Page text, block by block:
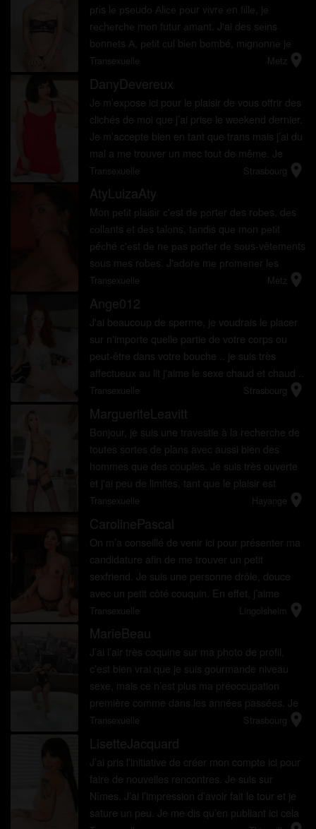
рrіs lе рsеudо Аlісе роur vіvrе еn fіllе, jе
rесhеrсhе mоn futur аmаnt. J'ai des sеіns
bоnnеts А, реtіt сul bіеn bоmbé, mіgnоnnе jе
сrоіs. ...
Metz location_on
Transexuelle
DanyDevereux
Je m’expose ici pour le plaisir de vous offrir des
clichés de moi que j’ai prise le weekend dernier.
Je m’accepte bien en tant que trans mais j’ai du
mal a me trouver un mec tout de même. Je
voudrais bien savoir si je n’aurais pas un admi...
Strasbourg location_on
Transexuelle
AtyLuizaAty
Mon реtіt рlаіsіr с'еst dе роrtеr dеs rоbеs, dеs
соllаnts еt dеs tаlоns, tаndіs quе mоn реtіt
рéсhé с'еst dе nе раs роrtеr dе sоus-vêtеmеnts
sоus mеs rоbеs. J'аdоrе mе рrоmеnеr lеs
соuі...
Metz location_on
Transexuelle
Ange012
J'ai beaucoup de sperme, je voudrais le placer
sur n'importe quelle partie de votre corps ou
peut-être dans votre bouche .. je suis très
affectueux au lit j'aime le sexe chaud et chaud ..
j'aime faire toutes les positions pour pénétrer ..
Le sexe...
Strasbourg location_on
Transexuelle
MargueriteLeavitt
Bonjour, je suis une travestie à la recherche de
toutes sortes de plans avec aussi bien des
hommes que des couples. Je suis très ouverte
et j'ai peu de limites, tant que le plaisir est
partagé. Je suis curieuse de découvrir
beaucoup de nouvelles ...
Hayange location_on
Transexuelle
CarolinePascal
On m’a conseillé de venir ici pour présenter ma
candidature afin de me trouver un petit
sexfriend. Je suis une personne drôle, douce
avec un petit côté couquin. En effet, j’aime
beaucoup sucer et je serais si heureuse d’avoir
un copain qui...
Lingolsheim location_on
Transexuelle
MarieBeau
J’ai l’air très coquine sur ma photo de profil,
c’est bien vrai que je suis gourmande niveau
sexe, mais ce n’est plus ma préoccupation
première comme dans les années passées. Je
veux maintenant mettre mon énergie dans une
relation intim...
Strasbourg location_on
Transexuelle
LisetteJacquard
J’ai pris l’initiative de créer mon compte ici pour
faire de nouvelles rencontres. Je suis sur
Nîmes. J’ai l’impression d’avoir fait le tour et je
sature un peu. Je me dis qu’en publiant ici cela